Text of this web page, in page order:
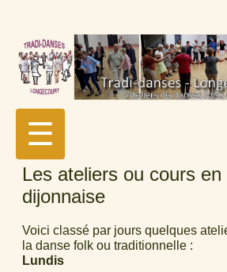
☰
Les ateliers ou cours en
dijonnaise
Voici classé par jours quelques
la danse folk ou traditionnelle :
Lundis